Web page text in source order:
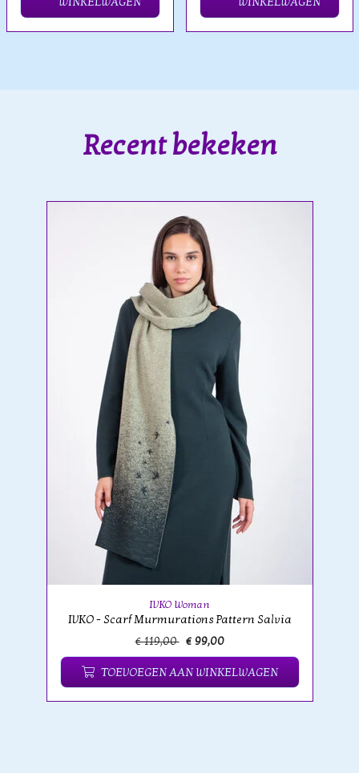
Recent bekeken
IVKO Woman
IVKO - Scarf Murmurations Pattern Salvia
€ 119,00 € 99,00
TOEVOEGEN AAN WINKELWAGEN